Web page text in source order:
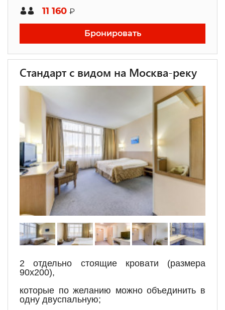
11 160 ₽
Бронировать
Стандарт с видом на Москва-реку
2 отдельно стоящие кровати (размера
90х200),
которые по желанию можно объединить в
одну двуспальную;